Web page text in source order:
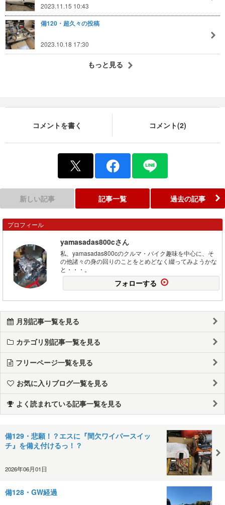
2023.11.15 10:43
備120・超久々の投稿
2023.10.18 17:30
もっと見る
コメントを書く コメント(2)
新しい記事 記事一覧 過去の記事
プロフィール
yamasadas800cさん
私、yamasadas800cのクルマ・バイク趣味を中心に、そ
の他諸々の身の回りのことをとめどなく綴ってみようかな
と・・・。
フォローする
月別記事一覧を見る
カテゴリ別記事一覧を見る
フリーページ一覧を見る
お気に入りブログ一覧を見る
よく読まれている記事一覧を見る
備129・悲願！？エスに『間欠ワイパースイッ
チ』を備え付けるっ！？
2026年06月01日
備128・GW経過